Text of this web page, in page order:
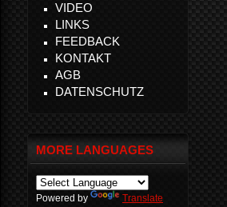
VIDEO
LINKS
FEEDBACK
KONTAKT
AGB
DATENSCHUTZ
MORE LANGUAGES
Powered by Translate